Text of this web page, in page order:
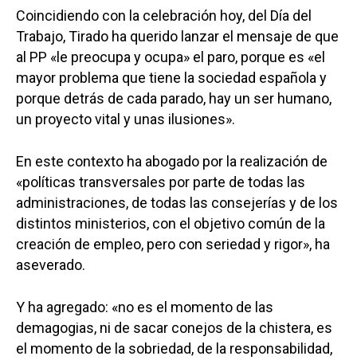
Coincidiendo con la celebración hoy, del Día del
Trabajo, Tirado ha querido lanzar el mensaje de que
al PP «le preocupa y ocupa» el paro, porque es «el
mayor problema que tiene la sociedad española y
porque detrás de cada parado, hay un ser humano,
un proyecto vital y unas ilusiones».
En este contexto ha abogado por la realización de
«políticas transversales por parte de todas las
administraciones, de todas las consejerías y de los
distintos ministerios, con el objetivo común de la
creación de empleo, pero con seriedad y rigor», ha
aseverado.
Y ha agregado: «no es el momento de las
demagogias, ni de sacar conejos de la chistera, es
el momento de la sobriedad, de la responsabilidad,